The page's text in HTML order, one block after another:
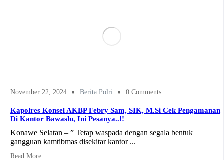
November 22, 2024 Berita Polri 0 Comments
Kapolres Konsel AKBP Febry Sam, SIK, M.Si Cek Pengamanan
Di Kantor Bawaslu, Ini Pesanya..!!
Konawe Selatan – ” Tetap waspada dengan segala bentuk
gangguan kamtibmas disekitar kantor ...
Read More